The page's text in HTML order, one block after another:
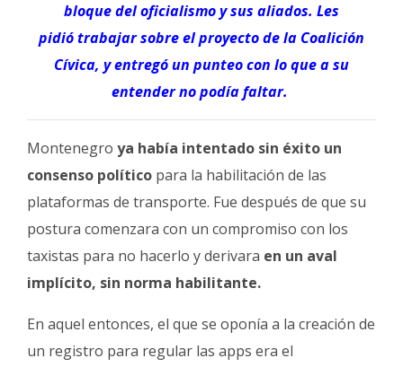
bloque del oficialismo y sus aliados. Les
pidió trabajar sobre el proyecto de la Coalición
Cívica, y entregó un punteo con lo que a su
entender no podía faltar.
Montenegro ya había intentado sin éxito un
consenso político para la habilitación de las
plataformas de transporte. Fue después de que su
postura comenzara con un compromiso con los
taxistas para no hacerlo y derivara en un aval
implícito, sin norma habilitante.
En aquel entonces, el que se oponía a la creación de
un registro para regular las apps era el